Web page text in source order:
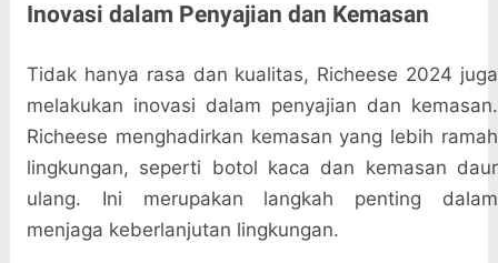
Inovasi dalam Penyajian dan Kemasan
Tidak hanya rasa dan kualitas, Richeese 2024 juga
melakukan inovasi dalam penyajian dan kemasan.
Richeese menghadirkan kemasan yang lebih ramah
lingkungan, seperti botol kaca dan kemasan daur
ulang. Ini merupakan langkah penting dalam
menjaga keberlanjutan lingkungan.